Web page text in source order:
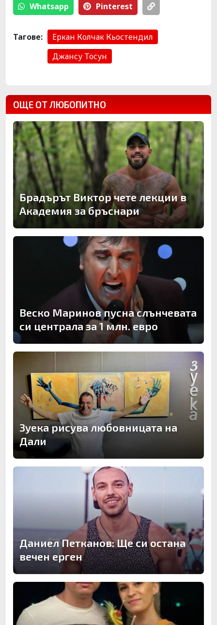
Whatsapp Pinterest
Тагове:
Еркан Колчак Кьостендил
Джансу Тосун
ОЩЕ ОТ ЛЮБОПИТНО
Брадърът Виктор чете лекции в
Академия за бръснари
Веско Маринов пусна слънчевата
си централа за 1 млн. евро
Зуека рисува любовницата на
Дали
Даниел Петканов: Ще си остана
вечен ерген